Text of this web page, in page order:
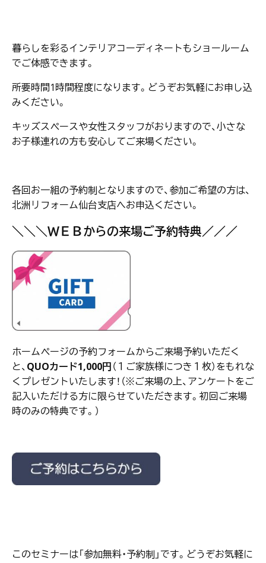
暮らしを彩るインテリアコーディネートもショールーム
でご体感できます。
所要時間1時間程度になります。どうぞお気軽にお申し込
みください。
キッズスペースや女性スタッフがおりますので、小さな
お子様連れの方も安心してご来場ください。
各回お一組の予約制となりますので、参加ご希望の方は、
北洲リフォーム仙台支店へお申込ください。
＼＼＼ＷＥＢからの来場ご予約特典／／／
ホームページの予約フォームからご来場予約いただく
と、QUOカード1,000円（１ご家族様につき１枚）をもれな
くプレゼントいたします！（※ご来場の上、アンケートをご
記入いただける方に限らせていただきます。初回ご来場
時のみの特典です。）
このセミナーは「参加無料・予約制」です。どうぞお気軽に